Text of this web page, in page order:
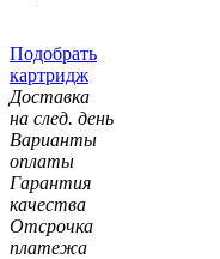
Подобрать
картридж
Доставка
на след. день
Варианты
оплаты
Гарантия
качества
Отсрочка
платежа